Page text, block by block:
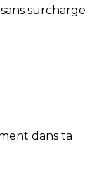
surcharge
dans ta